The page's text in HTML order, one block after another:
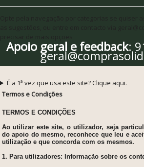
Apoio geral e feedback:
É a 1ª vez que usa este site? Clique aqui.
Termos e Condições
TERMOS E CONDIÇÕES
Ao utilizar este site, o utilizador, seja
do apoio do mesmo, reconhece que leu e
utilização e que concorda com os mesmos.
1. Para utilizadores: Informação sobre os